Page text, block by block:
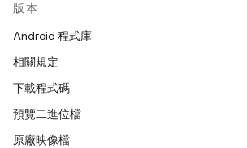
版本
Android 程式庫
相關規定
下載程式碼
預覽二進位檔
原廠映像檔